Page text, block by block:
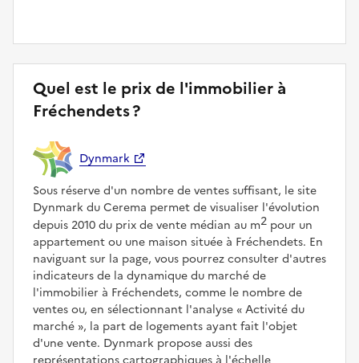
Quel est le prix de l'immobilier à
Fréchendets ?
Dynmark
Sous réserve d'un nombre de ventes suffisant, le site
Dynmark du Cerema permet de visualiser l'évolution
depuis 2010 du prix de vente médian au m2 pour un
appartement ou une maison située à Fréchendets. En
naviguant sur la page, vous pourrez consulter d'autres
indicateurs de la dynamique du marché de
l'immobilier à Fréchendets, comme le nombre de
ventes ou, en sélectionnant l'analyse
Activité du
marché , la part de logements ayant fait l'objet
d'une vente. Dynmark propose aussi des